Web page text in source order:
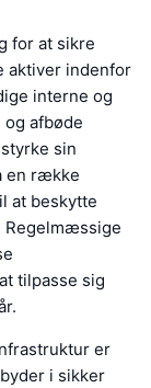
for at sikre
aktiver indenfor
interne og
afbøde
sin
en række
at beskytte
Regelmæssige
tilpasse sig
er
i sikker